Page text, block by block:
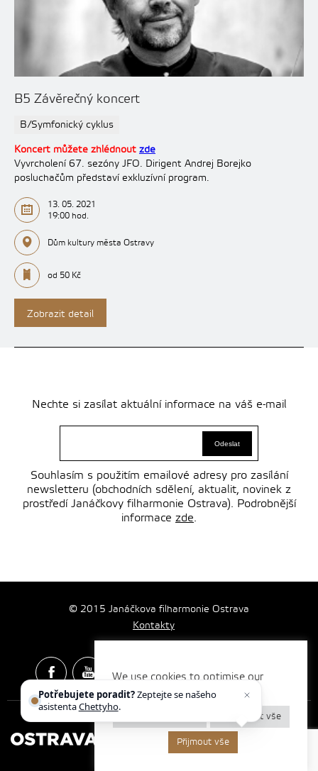
B5 Závěrečný koncert
B/Symfonický cyklus
Koncert můžete zhlédnout zde
Vyvrcholení 67. sezóny JFO. Dirigent Andrej Borejko
posluchačům představí exkluzívní program.
13. 05. 2021
19:00 hod.
Dům kultury města Ostravy
od 50 Kč
Zobrazit detail
Nechte si zasílat aktuální informace na váš e-mail
Souhlasím s použitím emailové adresy pro zasílání
newsletteru (obchodních sdělení, aktualit, novinek z
prostředí Janáčkovy filharmonie Ostrava). Podrobnější
informace zde.
© 2015 Janáčkova filharmonie Ostrava
Kontakty
Spotify & Itunes Icons made byFreepikfromwww.flaticon.com
Vytvořilo
We use cookies to optimise our
website and our services.
Odmítnout vše
Přijmout vše
Potřebujete poradit?Zeptejte se našeho
asistentaChettyho.